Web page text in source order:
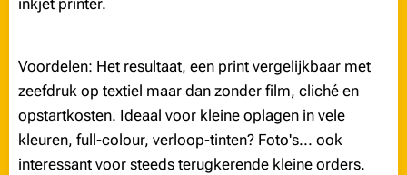
inkjet printer.
Voordelen: Het resultaat, een print vergelijkbaar met
zeefdruk op textiel maar dan zonder film, cliché en
opstartkosten. Ideaal voor kleine oplagen in vele
kleuren, full-colour, verloop-tinten? Foto's... ook
interessant voor steeds terugkerende kleine orders.